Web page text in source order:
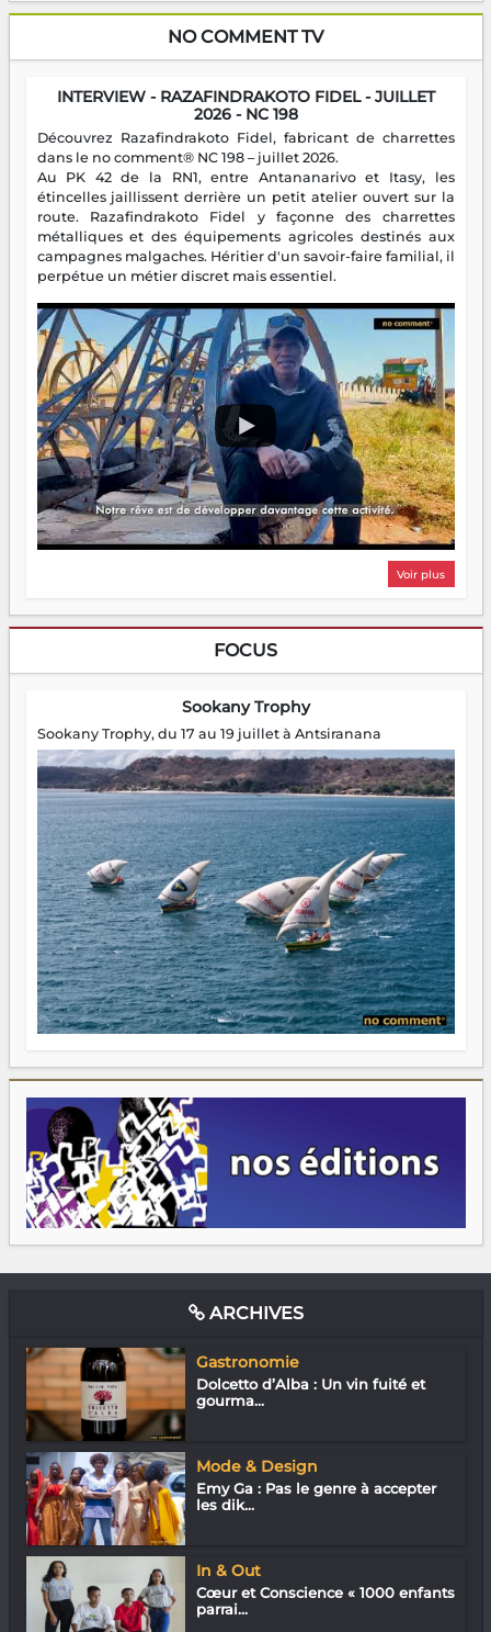
NO COMMENT TV
INTERVIEW - RAZAFINDRAKOTO FIDEL - JUILLET
2026 - NC 198
Découvrez Razafindrakoto Fidel, fabricant de charrettes
dans le no comment® NC 198 – juillet 2026.
Au PK 42 de la RN1, entre Antananarivo et Itasy, les
étincelles jaillissent derrière un petit atelier ouvert sur la
route. Razafindrakoto Fidel y façonne des charrettes
métalliques et des équipements agricoles destinés aux
campagnes malgaches. Héritier d'un savoir-faire familial, il
perpétue un métier discret mais essentiel.
Voir plus
FOCUS
Sookany Trophy
Sookany Trophy, du 17 au 19 juillet à Antsiranana
ARCHIVES
Gastronomie
Dolcetto d’Alba : Un vin fuité et
gourma...
Mode & Design
Emy Ga : Pas le genre à accepter
les dik...
In & Out
Cœur et Conscience « 1000 enfants
parrai...